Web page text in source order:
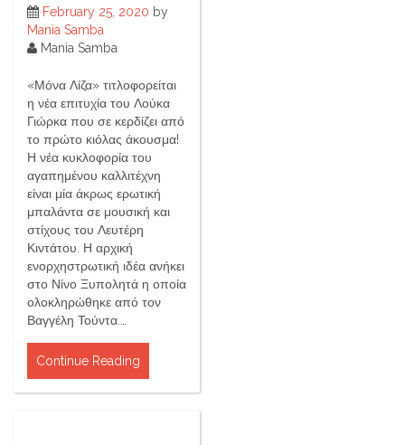
February 25, 2020 by
Mania Samba
Mania Samba
«Μόνα Λίζα» τιτλοφορείται
η νέα επιτυχία του Λούκα
Γιώρκα που σε κερδίζει από
το πρώτο κιόλας άκουσμα!
Η νέα κυκλοφορία του
αγαπημένου καλλιτέχνη
είναι μία άκρως ερωτική
μπαλάντα σε μουσική και
στίχους του Λευτέρη
Κιντάτου. Η αρχική
ενορχηστρωτική ιδέα ανήκει
στο Νίνο Ξυπολητά η οποία
ολοκληρώθηκε από τον
Βαγγέλη Τούντα.…
Continue Reading